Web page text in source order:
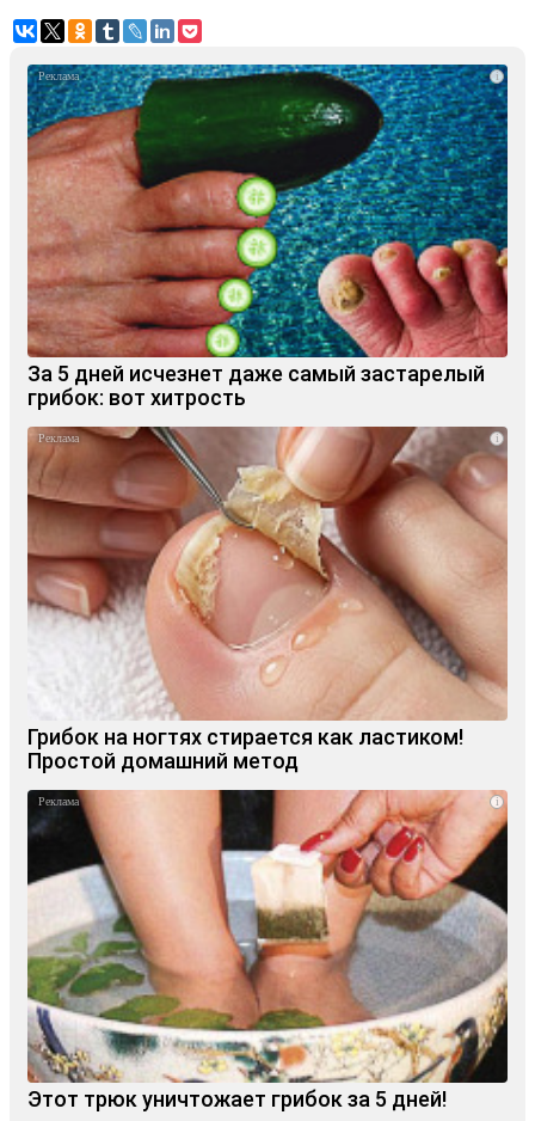
i
За 5 дней исчезнет даже самый застарелый
грибок: вот хитрость
i
Грибок на ногтях стирается как ластиком!
Простой домашний метод
i
Этот трюк уничтожает грибок за 5 дней!